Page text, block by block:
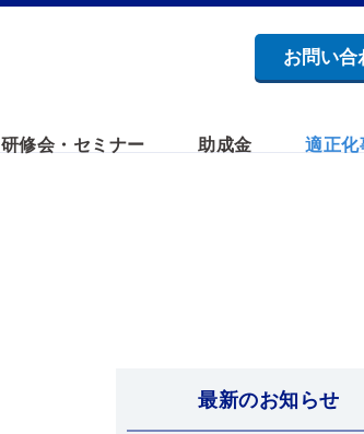
お問い合
研修会・セミナー 助成金 適正化
最新のお知らせ